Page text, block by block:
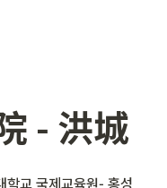
- 洪城
학교 국제교육원- 홍성